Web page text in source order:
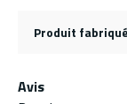
Produit
Avis